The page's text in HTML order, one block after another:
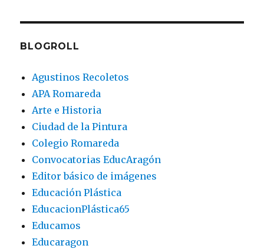
BLOGROLL
Agustinos Recoletos
APA Romareda
Arte e Historia
Ciudad de la Pintura
Colegio Romareda
Convocatorias EducAragón
Editor básico de imágenes
Educación Plástica
EducacionPlástica65
Educamos
Educaragon